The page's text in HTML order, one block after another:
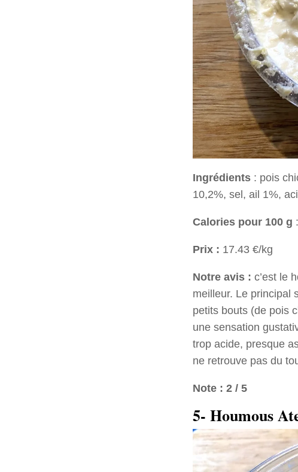
Ingrédients : pois
10,2%, sel, ail 1%,
Calories pour 100 g
Prix : 17.43 €/kg
Notre avis : c’est le
meilleur. Le principal
petits bouts (de pois
une sensation
trop acide, presque
ne retrouve pas du
Note : 2 / 5
5- Houmous